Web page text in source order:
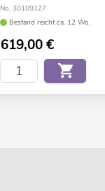
No. 30109127
Bestand reicht ca. 12 Wo.
619,00€